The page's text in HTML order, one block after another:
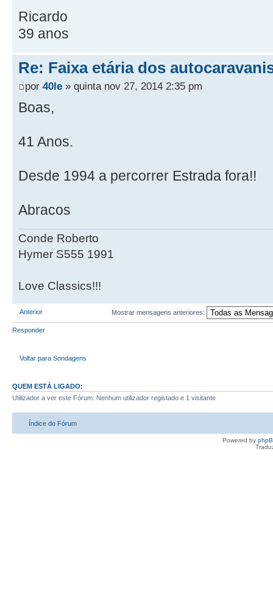
Ricardo
39 anos
Re: Faixa etária dos
por 40le » quinta nov 27, 2014 2:35 pm
Boas,
41 Anos.
Desde 1994 a percorrer Estrada fora!!
Abracos
Conde Roberto
Hymer S555 1991
Love Classics!!!
Anterior Mostrar mensagens anteriores:
Responder
Voltar para Sondagens
QUEM ESTÁ LIGADO:
Utilizador a ver este Fórum: Nenhum utilizador registado e 1 visitante
Índice do Fórum
Powered by